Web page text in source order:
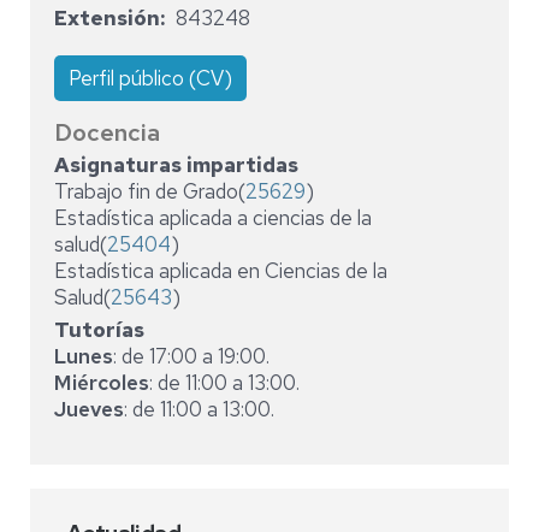
Extensión
843248
Perfil público (CV)
Docencia
Asignaturas impartidas
Trabajo fin de Grado(25629)
Estadística aplicada a ciencias de la
salud(25404)
Estadística aplicada en Ciencias de la
Salud(25643)
Tutorías
Lunes: de 17:00 a 19:00.
Miércoles: de 11:00 a 13:00.
Jueves: de 11:00 a 13:00.